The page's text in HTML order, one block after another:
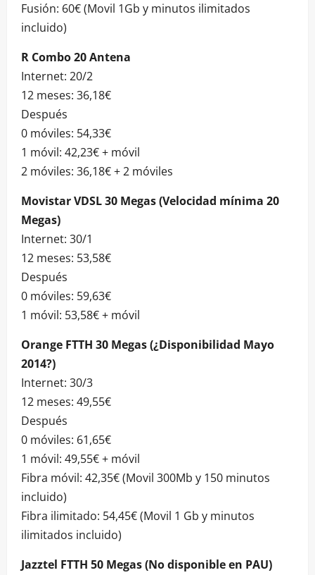
Fusión: 60€ (Movil 1Gb y minutos ilimitados
incluido)
R Combo 20 Antena
Internet: 20/2
12 meses: 36,18€
Después
0 móviles: 54,33€
1 móvil: 42,23€ + móvil
2 móviles: 36,18€ + 2 móviles
Movistar VDSL 30 Megas (Velocidad mínima 20
Megas)
Internet: 30/1
12 meses: 53,58€
Después
0 móviles: 59,63€
1 móvil: 53,58€ + móvil
Orange FTTH 30 Megas (¿Disponibilidad Mayo
2014?)
Internet: 30/3
12 meses: 49,55€
Después
0 móviles: 61,65€
1 móvil: 49,55€ + móvil
Fibra móvil: 42,35€ (Movil 300Mb y 150 minutos
incluido)
Fibra ilimitado: 54,45€ (Movil 1 Gb y minutos
ilimitados incluido)
Jazztel FTTH 50 Megas (No disponible en PAU)